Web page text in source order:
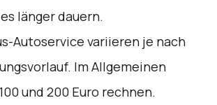
länger dauern.
Autoservice variieren je nach
Im Allgemeinen
und 200 Euro rechnen.